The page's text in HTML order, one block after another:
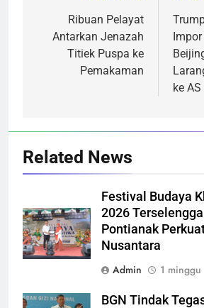
Ribuan Pelayat
Antarkan Jenazah
Titiek Puspa ke
Pemakaman
Impor
ke AS
Related News
Festival Budaya
2026
Pontianak
Nusantara
Admin
1 minggu
BGN Tindak